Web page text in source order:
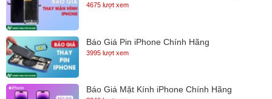
Sử dụng máy trong thời gian quá lâu.
Máy chứa nhiều phần mềm nặng như: photoshop, game.
Khi sử dụng laptop không cắm sạc, thời lượng sử dụng máy
giảm nhanh hơn so với bình thường
Khi sử dụng máy có cắm sạc, máy dễ bị nóng ở khu vực để
pin laptop
4675 lượt xem
Báo Giá Pin iPhone Chính Hãng
3995 lượt xem
Báo Giá Mặt Kính iPhone Chính Hãng